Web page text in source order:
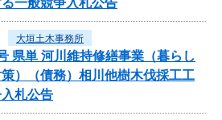
大垣土木事務所
県単 河川維持修繕事業（暮らし
）（債務）相川他樹木伐採工工
札公告